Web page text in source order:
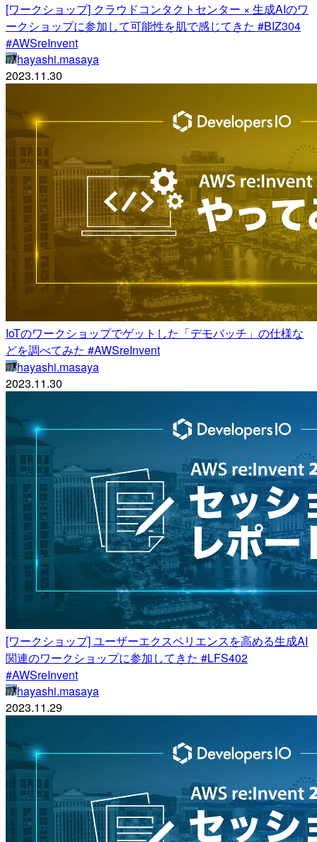
[ワークショップ] クラウドコンタクトセンター × 生成AIのワ
ークショップに参加して可能性を肌で感じてきた #BIZ304
#AWSreInvent
hayashi.masaya
2023.11.30
IoTのワークショップでゲットした「デモバッチ」の仕様な
どを調べてみた #AWSreInvent
hayashi.masaya
2023.11.30
[ワークショップ] ユーザーエクスペリエンスを高める生成AI
関連のワークショップに参加してきた #LFS402
#AWSreInvent
hayashi.masaya
2023.11.29